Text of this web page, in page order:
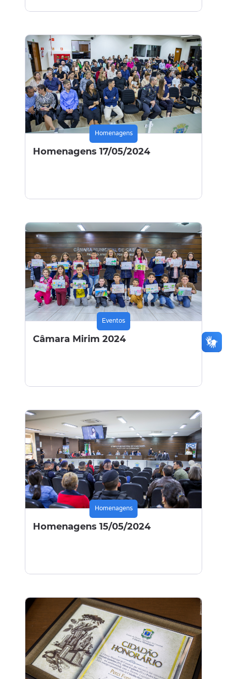
Homenagens
Homenagens 17/05/2024
Eventos
Câmara Mirim 2024
Homenagens
Homenagens 15/05/2024